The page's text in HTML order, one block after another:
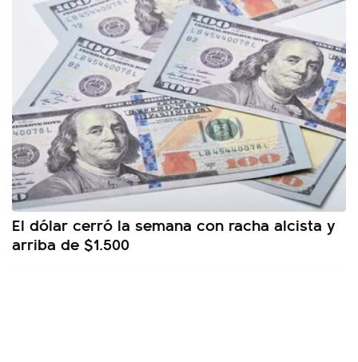
El dólar cerró la semana con racha alcista y
arriba de $1.500